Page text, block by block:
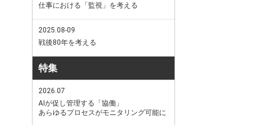
仕事における「監視」を考える
2025.08-09
戦後80年を考える
特集
2026.07
AIが促し管理する「協働」
あらゆるプロセスがモニタリング可能に